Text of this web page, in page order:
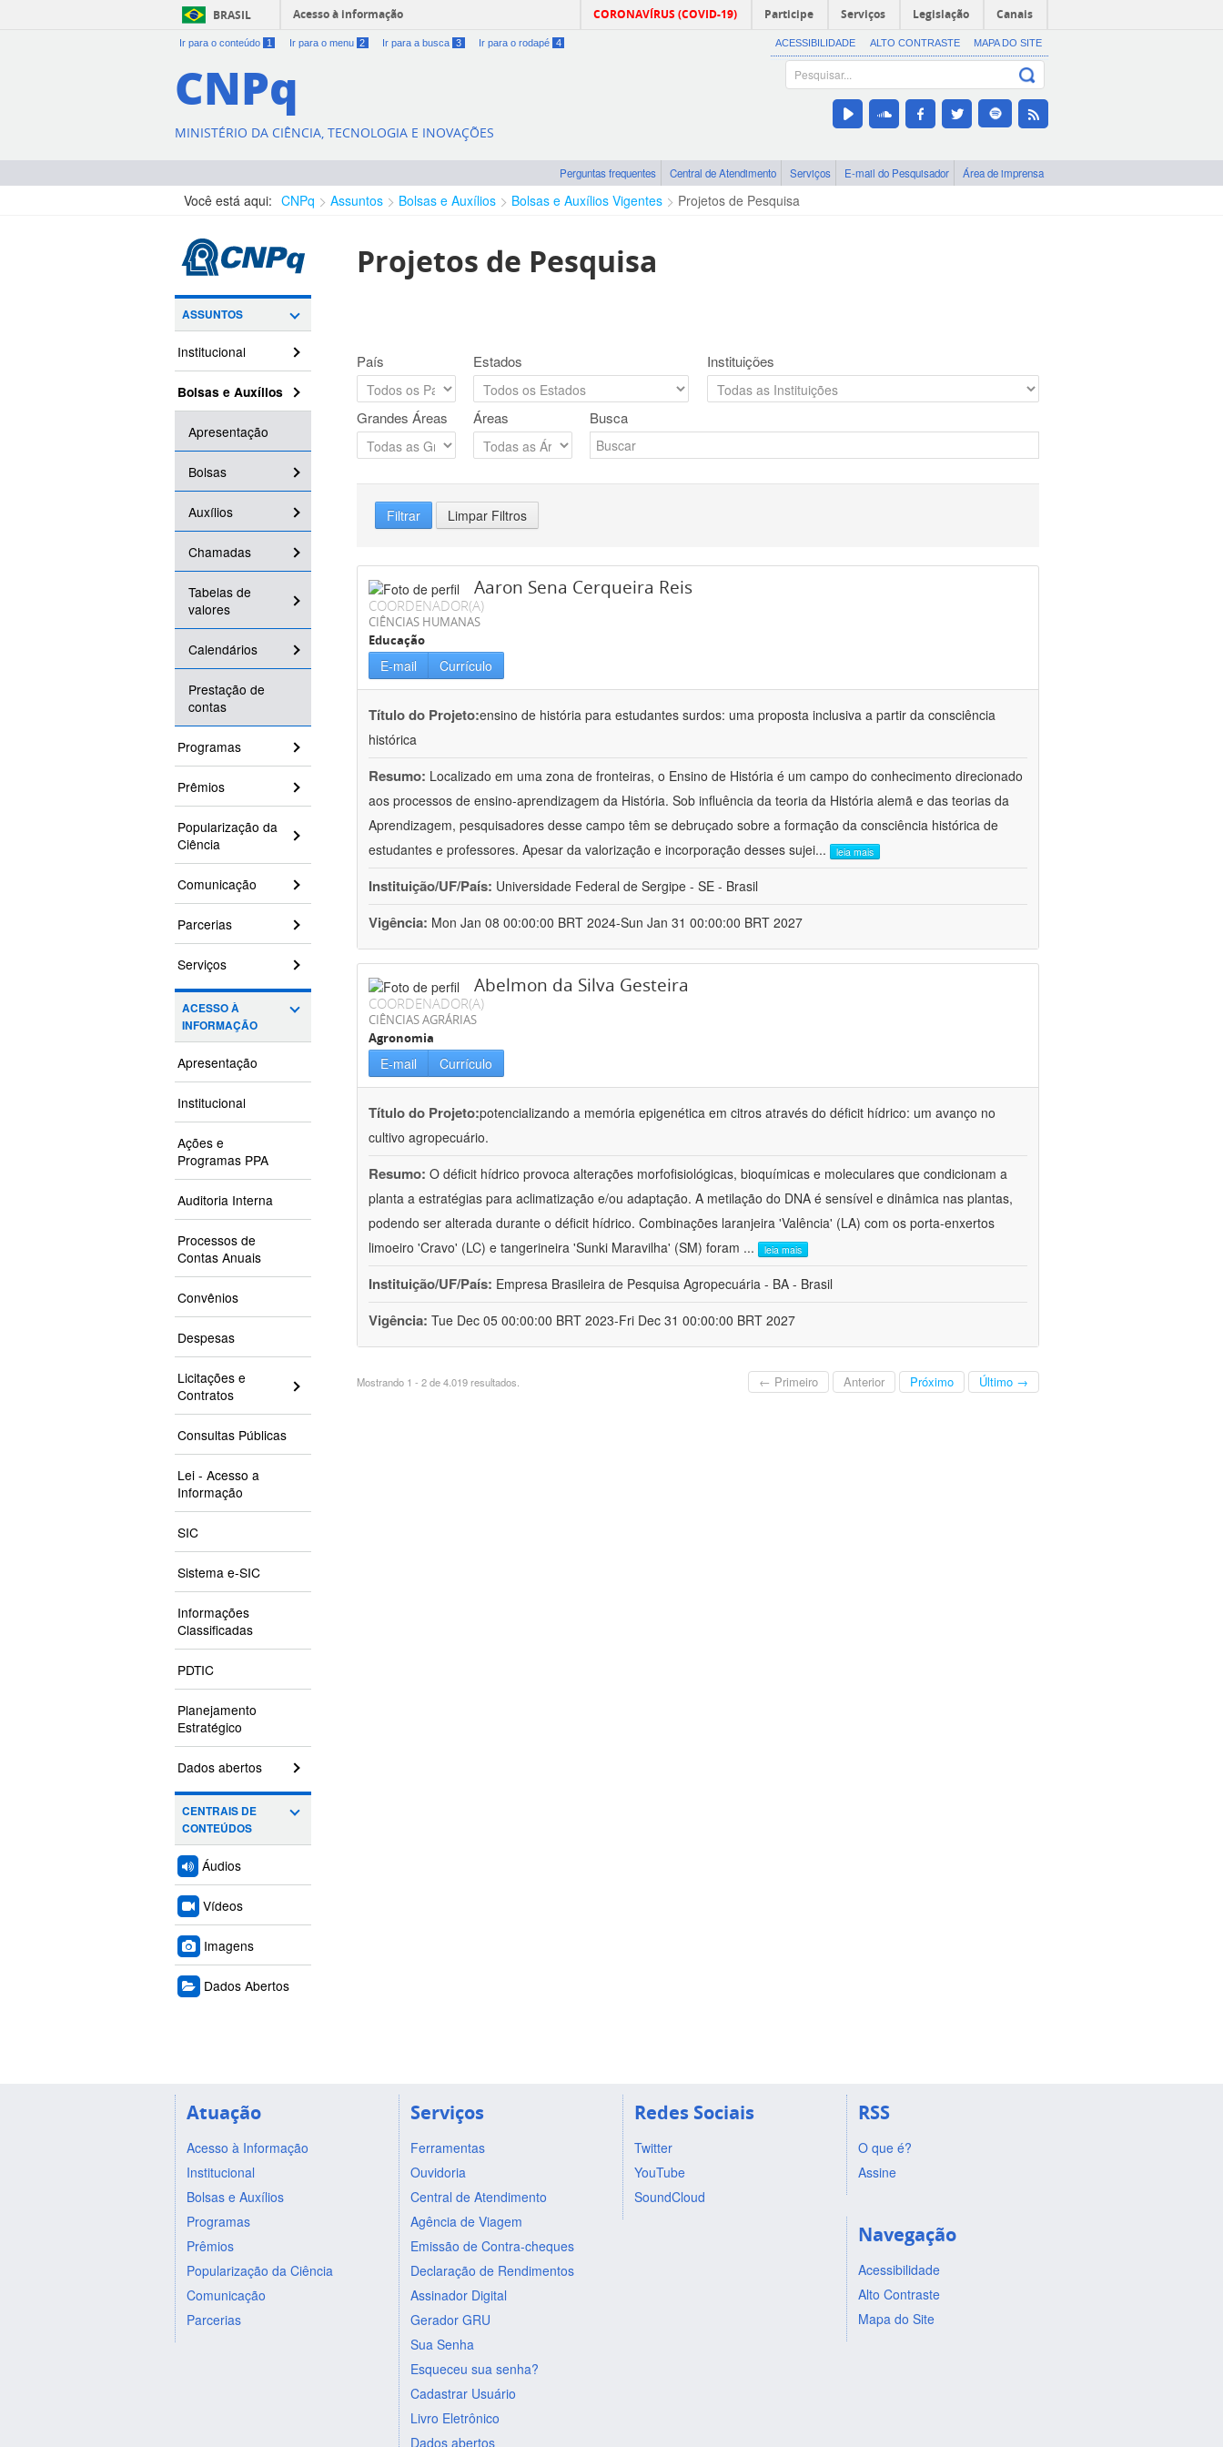
BRASIL Acesso à informação CORONAVÍRUS (COVID-19) Participe Serviços Legislação Canais
Ir para o conteúdo 1 Ir para o menu 2 Ir para a busca 3 Ir para o rodapé 4 ACESSIBILIDADE ALTO CONTRASTE MAPA DO SITE
CNPq
MINISTÉRIO DA CIÊNCIA, TECNOLOGIA E INOVAÇÕES
Perguntas frequentes Central de Atendimento Serviços E-mail do Pesquisador Área de imprensa
Você está aqui: CNPq Assuntos Bolsas e Auxílios Bolsas e Auxílios Vigentes Projetos de Pesquisa
ASSUNTOS
Institucional
Bolsas e Auxílios
Apresentação
Bolsas
Auxílios
Chamadas
Tabelas de
valores
Calendários
Prestação de
contas
Programas
Prêmios
Popularização da
Ciência
Comunicação
Parcerias
Serviços
ACESSO À
INFORMAÇÃO
Apresentação
Institucional
Ações e
Programas PPA
Auditoria Interna
Processos de
Contas Anuais
Convênios
Despesas
Licitações e
Contratos
Consultas Públicas
Lei - Acesso a
Informação
SIC
Sistema e-SIC
Informações
Classificadas
PDTIC
Planejamento
Estratégico
Dados abertos
CENTRAIS DE
CONTEÚDOS
Áudios
Vídeos
Imagens
Dados Abertos
Projetos de Pesquisa
País Estados Instituições
Grandes Áreas Áreas Busca
Filtrar Limpar Filtros
Aaron Sena Cerqueira Reis
COORDENADOR(A)
CIÊNCIAS HUMANAS
Educação
E-mail Currículo
Título do Projeto:ensino de história para estudantes surdos: uma proposta inclusiva a partir da consciência
histórica
Resumo: Localizado em uma zona de fronteiras, o Ensino de História é um campo do conhecimento direcionado
aos processos de ensino-aprendizagem da História. Sob influência da teoria da História alemã e das teorias da
Aprendizagem, pesquisadores desse campo têm se debruçado sobre a formação da consciência histórica de
estudantes e professores. Apesar da valorização e incorporação desses sujei... leia mais
Instituição/UF/País: Universidade Federal de Sergipe - SE - Brasil
Vigência: Mon Jan 08 00:00:00 BRT 2024-Sun Jan 31 00:00:00 BRT 2027
Abelmon da Silva Gesteira
COORDENADOR(A)
CIÊNCIAS AGRÁRIAS
Agronomia
E-mail Currículo
Título do Projeto:potencializando a memória epigenética em citros através do déficit hídrico: um avanço no
cultivo agropecuário.
Resumo: O déficit hídrico provoca alterações morfofisiológicas, bioquímicas e moleculares que condicionam a
planta a estratégias para aclimatização e/ou adaptação. A metilação do DNA é sensível e dinâmica nas plantas,
podendo ser alterada durante o déficit hídrico. Combinações laranjeira 'Valência' (LA) com os porta-enxertos
limoeiro 'Cravo' (LC) e tangerineira 'Sunki Maravilha' (SM) foram ... leia mais
Instituição/UF/País: Empresa Brasileira de Pesquisa Agropecuária - BA - Brasil
Vigência: Tue Dec 05 00:00:00 BRT 2023-Fri Dec 31 00:00:00 BRT 2027
Mostrando 1 - 2 de 4.019 resultados. ← Primeiro Anterior Próximo Último →
Atuação
Acesso à Informação
Institucional
Bolsas e Auxílios
Programas
Prêmios
Popularização da Ciência
Comunicação
Parcerias
Serviços
Ferramentas
Ouvidoria
Central de Atendimento
Agência de Viagem
Emissão de Contra-cheques
Declaração de Rendimentos
Assinador Digital
Gerador GRU
Sua Senha
Esqueceu sua senha?
Cadastrar Usuário
Livro Eletrônico
Dados abertos
Redes Sociais
Twitter
YouTube
SoundCloud
RSS
O que é?
Assine
Navegação
Acessibilidade
Alto Contraste
Mapa do Site